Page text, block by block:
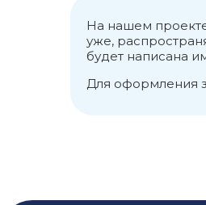
На нашем
уже,
будет написана
Для оформления